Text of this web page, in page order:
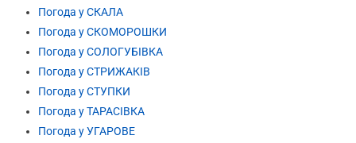
Погода у СКАЛА
Погода у СКОМОРОШКИ
Погода у СОЛОГУБІВКА
Погода у СТРИЖАКІВ
Погода у СТУПКИ
Погода у ТАРАСІВКА
Погода у УГАРОВЕ